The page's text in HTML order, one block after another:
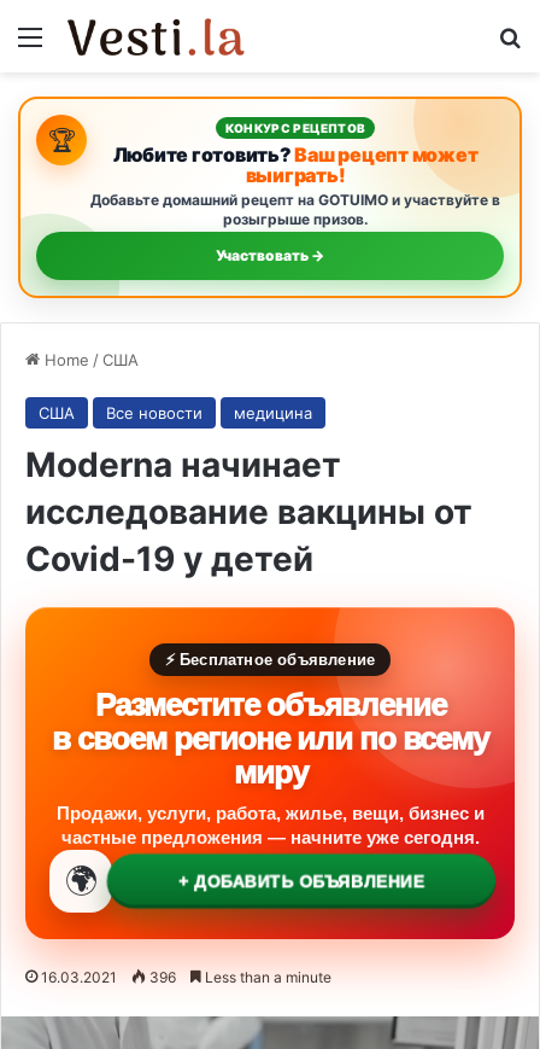
Menu
🏆 КОНКУРС РЕЦЕПТОВ
Любите готовить?Ваш рецепт может
выиграть!
Добавьте домашний рецепт на GOTUIMO и участвуйте в
розыгрыше призов.
Участвовать →
Home /США
США Все новости медицина
Moderna начинает
исследование вакцины от
Covid-19 у детей
⚡ Бесплатное объявление
Разместите объявление
в своем регионе или по всему
миру
Продажи, услуги, работа, жилье, вещи, бизнес и
частные предложения — начните уже сегодня.
🌍 + ДОБАВИТЬ ОБЪЯВЛЕНИЕ
16.03.2021 396 Less than a minute